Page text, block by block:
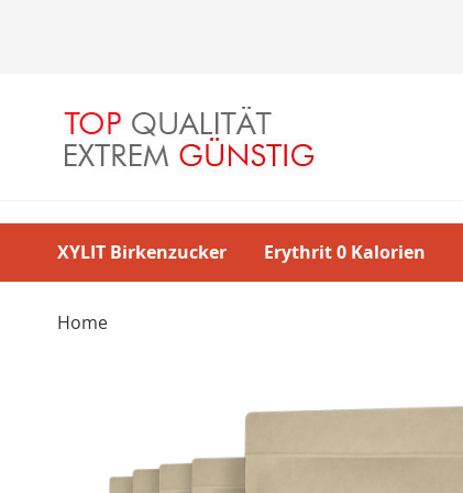
XYLIT Birkenzucker Erythrit 0 Kalorien
Home